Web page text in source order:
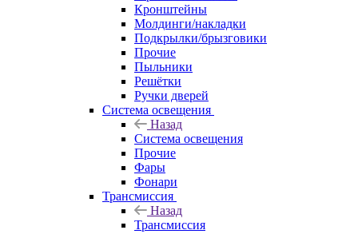
Кронштейны
Молдинги/накладки
Подкрылки/брызговики
Прочие
Пыльники
Решётки
Ручки дверей
Система освещения
Назад
Система освещения
Прочие
Фары
Фонари
Трансмиссия
Назад
Трансмиссия